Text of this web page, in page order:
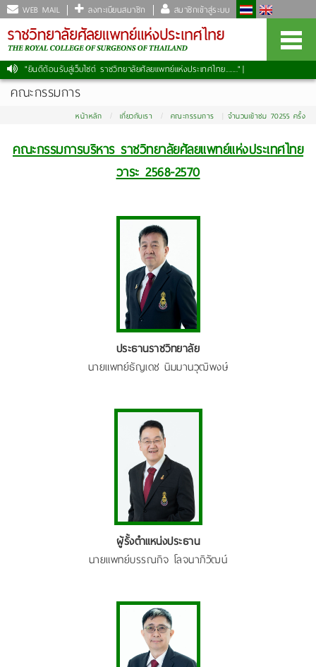
WEB MAIL ลงทะเบียนสมาชิก สมาชิกเข้าสู่ระบบ
"ยินดีต้อนรับสู่เว็บไซต์ ราชวิทยาลัยศัลยแพทย์แห่งประเทศไทย......." |
คณะกรรมการ
หน้าหลัก เกี่ยวกับเรา คณะกรรมการ จำนวนเข้าชม 70255 ครั้ง
คณะกรรมการบริหาร ราชวิทยาลัยศัลยแพทย์แห่งประเทศไทย
วาระ 2568-2570
ประธานราชวิทยาลัย
นายแพทย์ธัญเดช นิมมานวุฒิพงษ์
ผู้รั้งตำแหน่งประธาน
นายแพทย์บรรณกิจ โลจนาภิวัฒน์